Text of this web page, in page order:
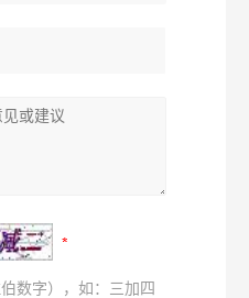
数字），如：三加四